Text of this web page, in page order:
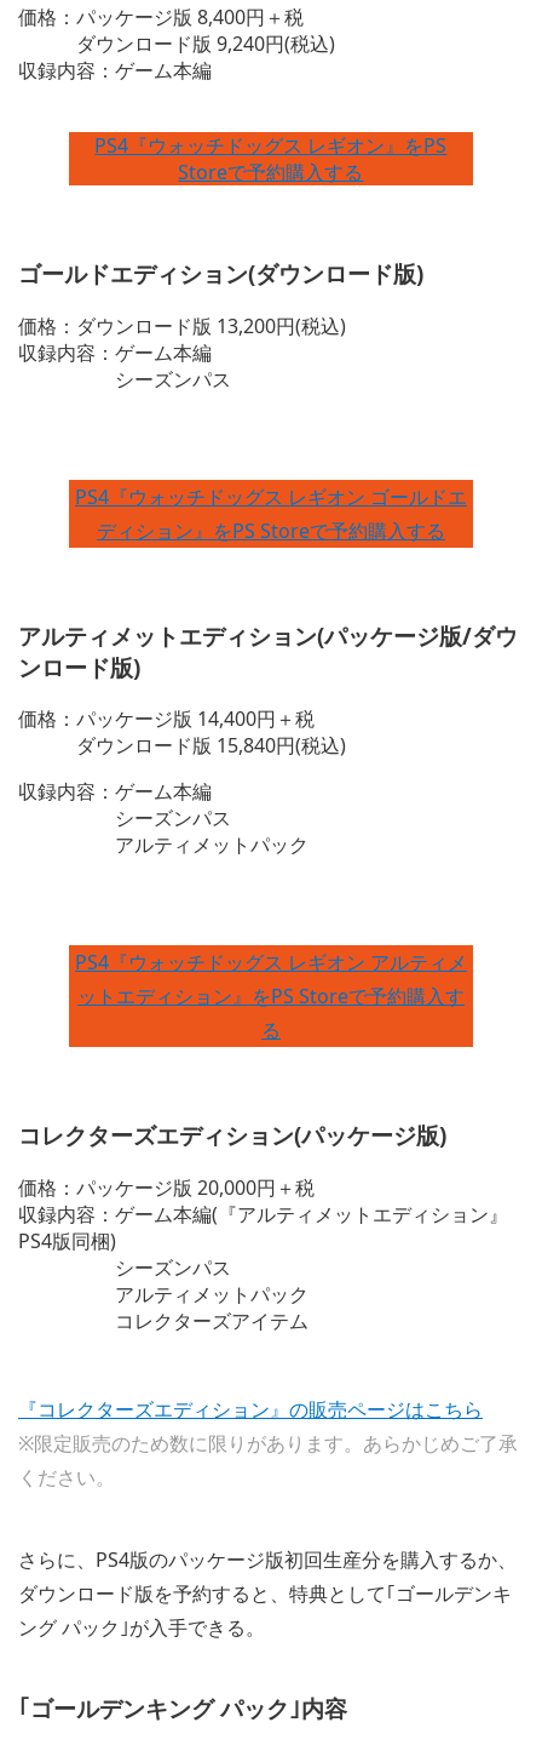
価格：パッケージ版 8,400円＋税
ダウンロード版 9,240円(税込)
収録内容：ゲーム本編
PS4『ウォッチドッグス レギオン』をPS
Storeで予約購入する
ゴールドエディション(ダウンロード版)
価格：ダウンロード版 13,200円(税込)
収録内容：ゲーム本編
シーズンパス
PS4『ウォッチドッグス レギオン ゴールドエ
ディション』をPS Storeで予約購入する
アルティメットエディション(パッケージ版/ダウ
ンロード版)
価格：パッケージ版 14,400円＋税
ダウンロード版 15,840円(税込)
収録内容：ゲーム本編
シーズンパス
アルティメットパック
PS4『ウォッチドッグス レギオン アルティメ
ットエディション』をPS Storeで予約購入す
る
コレクターズエディション(パッケージ版)
価格：パッケージ版 20,000円＋税
収録内容：ゲーム本編(『アルティメットエディション』
PS4版同梱)
シーズンパス
アルティメットパック
コレクターズアイテム
『コレクターズエディション』の販売ページはこちら
※限定販売のため数に限りがあります。あらかじめご了承
ください。
さらに、PS4版のパッケージ版初回生産分を購入するか、
ダウンロード版を予約すると、特典として｢ゴールデンキ
ング パック｣が入手できる。
｢ゴールデンキング パック｣内容